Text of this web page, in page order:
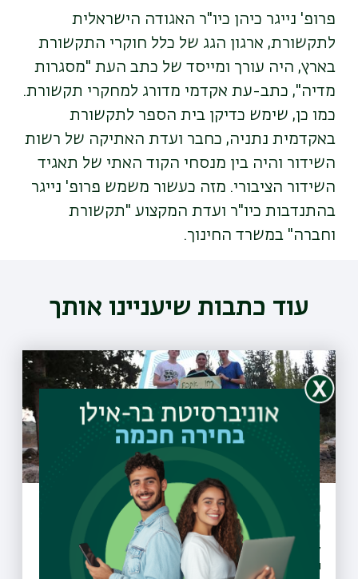
פרופ' נייגר כיהן כיו"ר האגודה הישראלית
לתקשורת, ארגון הגג של כלל חוקרי התקשורת
בארץ, היה עורך ומייסד של כתב העת "מסגרות
מדיה", כתב-עת אקדמי מדורג למחקרי תקשורת.
כמו כן, שימש כדיקן בית הספר לתקשורת
באקדמית נתניה, כחבר ועדת האתיקה של רשות
השידור והיה בין מנסחי הקוד האתי של תאגיד
השידור הציבורי. מזה כעשור משמש פרופ' נייגר
בהתנדבות כיו"ר ועדת המקצוע "תקשורת
וחברה" במשרד החינוך.
עוד כתבות שיעניינו אותך
מיזם "קחו אתכם את הזבל" יקודם בעולם
כפורץ דרך
27 מועצות מקומיות ומועצות אזוריות חתמו על אמנת המיזם
והתחייבו לבצע הסברה, חינוך, ואכיפה ברוחו, החלו פעילויות